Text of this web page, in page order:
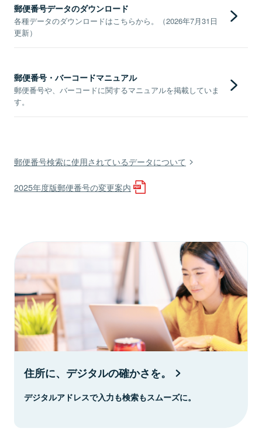
郵便番号データのダウンロード
各種データのダウンロードはこちらから。（2026年7月31日
更新）
郵便番号・バーコードマニュアル
郵便番号や、バーコードに関するマニュアルを掲載していま
す。
郵便番号検索に使用されているデータについて
2025年度版郵便番号の変更案内
住所に、デジタルの確かさを。
デジタルアドレスで入力も検索もスムーズに。